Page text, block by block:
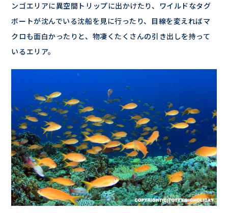
ンゴエリアに異空間トリップに出かけたり、ワイルドなタグ
ボートが沈んでいる沈船を見に行ったり、目線を変えればマ
クロも面白かったりと、物凄くたくさんの引き出しを持って
いるエリア。